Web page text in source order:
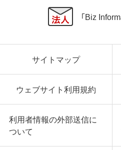
「Biz
サイトマップ
ウェブサイト利用規約
利用者情報の外部送信に
ついて